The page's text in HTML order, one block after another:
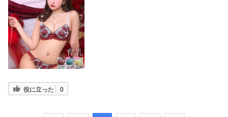
役に立った 0